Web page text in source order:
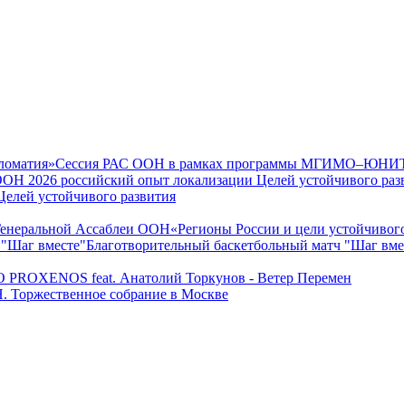
Сессия РАС ООН в рамках программы
устойчивого развития
«Регионы России и цели
Благотворительный баскетбольный матч "Шаг
feat. Анатолий Торкунов - Ветер Перемен
Торжественное собрание в Москве